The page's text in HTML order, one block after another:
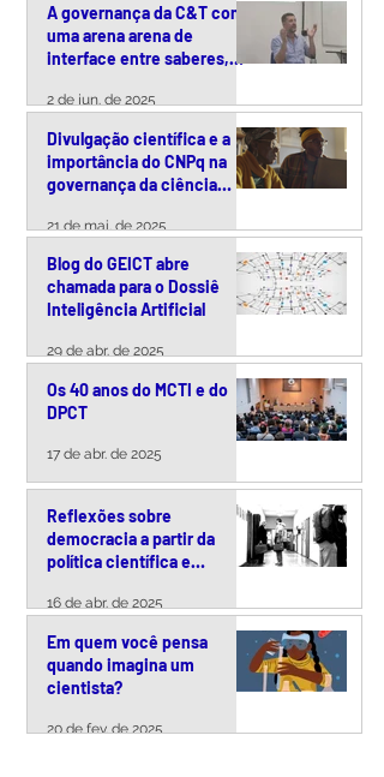
A governança da C&T como
uma arena arena de
interface entre saberes,
públicas
2 de jun. de 2025
Divulgação científica e a
importância do CNPq na
governança da ciência
com Arquimedes Paiva
21 de mai. de 2025
Blog do GEICT abre
chamada para o Dossiê
Inteligência Artificial
29 de abr. de 2025
Os 40 anos do MCTI e do
DPCT
17 de abr. de 2025
Reflexões sobre
democracia a partir da
política científica e
16 de abr. de 2025
Em quem você pensa
quando imagina um
cientista?
20 de fev. de 2025